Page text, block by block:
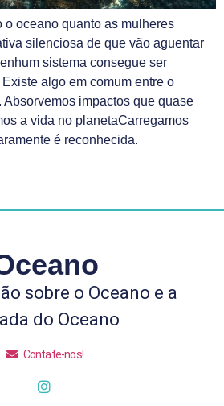
o oceano quanto as mulheres
silenciosa de que vão aguentar
sistema consegue ser
algo em comum entre o
impactos que quase
a vida no planetaCarregamos
é reconhecida.
sobre o Oceano e a
do Oceano
Contate-nos!